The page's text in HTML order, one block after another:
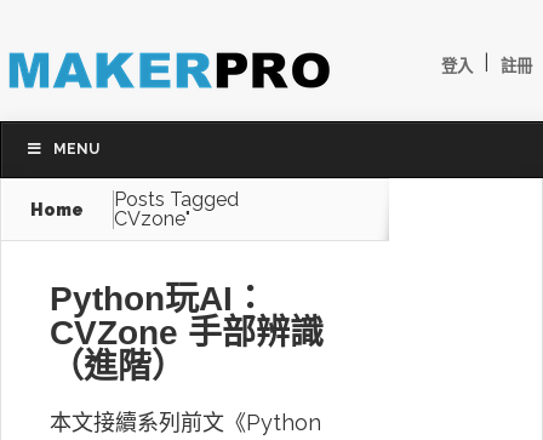
登入 註冊
MENU
Home
Posts Tagged
CVzone"
Python玩AI：
CVZone 手部辨識
（進階）
本文接續系列前文《Python